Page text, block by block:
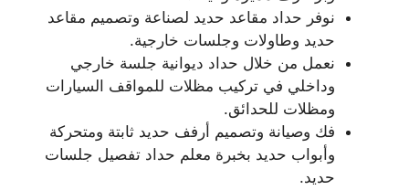
نوفر حداد مقاعد حديد لصناعة وتصميم مقاعد
حديد وطاولات وجلسات خارجية.
نعمل من خلال حداد ديوانية جلسة خارجي
وداخلي في تركيب مظلات للمواقف السيارات
ومظلات للحدائق.
فك وصيانة وتصميم أرفف حديد ثابتة ومتحركة
وأبواب حديد بخبرة معلم حداد تفصيل جلسات
حديد.